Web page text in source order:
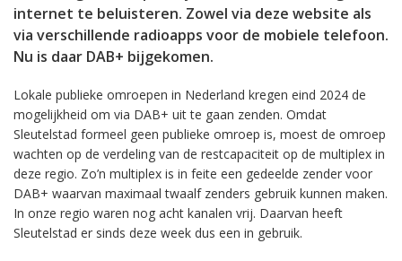
internet te beluisteren. Zowel via deze website als
via verschillende radioapps voor de mobiele telefoon.
Nu is daar DAB+ bijgekomen.
Lokale publieke omroepen in Nederland kregen eind 2024 de
mogelijkheid om via DAB+ uit te gaan zenden. Omdat
Sleutelstad formeel geen publieke omroep is, moest de omroep
wachten op de verdeling van de restcapaciteit op de multiplex in
deze regio. Zo’n multiplex is in feite een gedeelde zender voor
DAB+ waarvan maximaal twaalf zenders gebruik kunnen maken.
In onze regio waren nog acht kanalen vrij. Daarvan heeft
Sleutelstad er sinds deze week dus een in gebruik.